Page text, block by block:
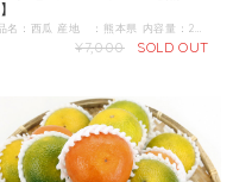
¥7,000 SOLD OUT